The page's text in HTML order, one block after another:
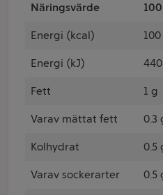
Näringsvärde
Energi (kcal)
Energi (kJ)
Fett 1 g
Varav mättat fett 0.3
Kolhydrat 0.5
Varav sockerarter 0.5